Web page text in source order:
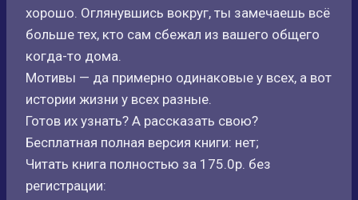
хорошо. Оглянувшись вокруг, ты замечаешь всё
больше тех, кто сам сбежал из вашего общего
когда-то дома.
Мотивы — да примерно одинаковые у всех, а вот
истории жизни у всех разные.
Готов их узнать? А рассказать свою?
Бесплатная полная версия книги: нет;
Читать книга полностью за 175.0р. без
регистрации: